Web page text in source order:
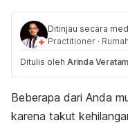
Ditinjau secara
Practitioner ·
Ditulis oleh Arinda
Beberapa dari Anda
karena takut